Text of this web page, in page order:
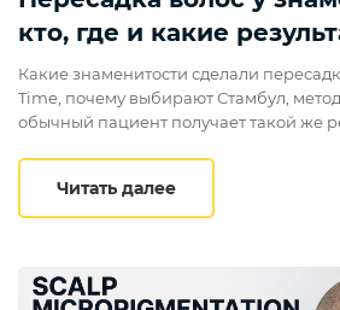
кто, где и какие
Какие знаменитости сделали
Time, почему выбирают Стамбул,
обычный пациент получает такой же
Читать далееПересадка волос